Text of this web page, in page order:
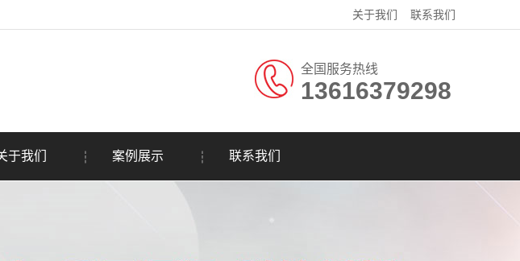
关于我们 联系我们
全国服务热线
13616379298
于我们 案例展示 联系我们